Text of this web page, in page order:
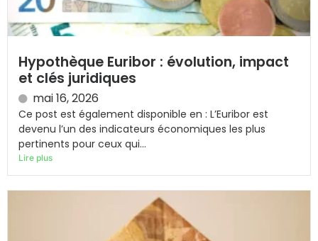
Hypothèque Euribor : évolution, impact
et clés juridiques
mai 16, 2026
Ce post est également disponible en : L’Euribor est
devenu l’un des indicateurs économiques les plus
pertinents pour ceux qui...
Lire plus